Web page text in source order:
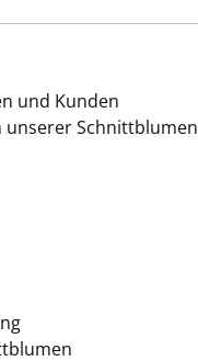
und Kunden
Schnittblumen